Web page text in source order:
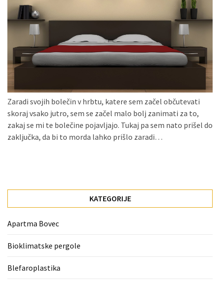
Konji
kot
svobode,
moči
Ko
na
strehi,
solarne
Oljarna
Lisjak
blagovna
Zaradi svojih bolečin v hrbtu, katere sem začel občutevati
skoraj vsako jutro, sem se začel malo bolj zanimati za to,
zakaj se mi te bolečine pojavljajo. Tukaj pa sem nato prišel do
zaključka, da bi to morda lahko prišlo zaradi…
KATEGORIJE
Apartma Bovec
Bioklimatske pergole
Blefaroplastika